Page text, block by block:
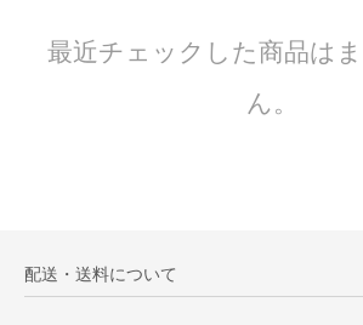
最近チェックした商品は
ん。
配送・送料について